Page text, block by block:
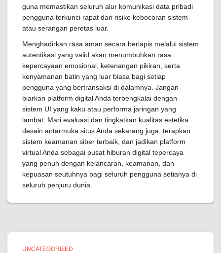
guna memastikan seluruh alur komunikasi data pribadi
pengguna terkunci rapat dari risiko kebocoran sistem
atau serangan peretas luar.
Menghadirkan rasa aman secara berlapis melalui sistem
autentikasi yang valid akan menumbuhkan rasa
kepercayaan emosional, ketenangan pikiran, serta
kenyamanan batin yang luar biasa bagi setiap
pengguna yang bertransaksi di dalamnya. Jangan
biarkan platform digital Anda terbengkalai dengan
sistem UI yang kaku atau performa jaringan yang
lambat. Mari evaluasi dan tingkatkan kualitas estetika
desain antarmuka situs Anda sekarang juga, terapkan
sistem keamanan siber terbaik, dan jadikan platform
virtual Anda sebagai pusat hiburan digital tepercaya
yang penuh dengan kelancaran, keamanan, dan
kepuasan seutuhnya bagi seluruh pengguna setianya di
seluruh penjuru dunia.
UNCATEGORIZED